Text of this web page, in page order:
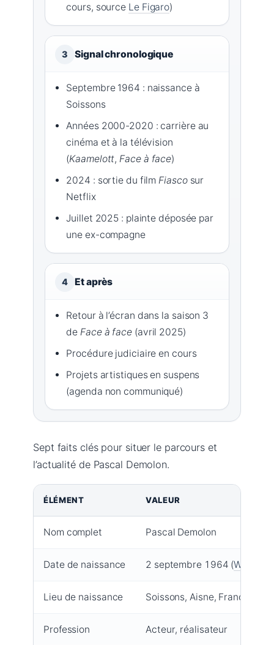
cours, source Le Figaro)
3 Signal chronologique
Septembre 1964 : naissance à
Soissons
Années 2000-2020 : carrière au
cinéma et à la télévision
(Kaamelott, Face à face)
2024 : sortie du film Fiascosur
Netflix
Juillet 2025 : plainte déposée par
une ex-compagne
4 Et après
Retour à l’écran dans la saison 3
de Face à face (avril 2025)
Procédure judiciaire en cours
Projets artistiques en suspens
(agenda non communiqué)
Sept faits clés pour situer le parcours et
l’actualité de Pascal Demolon.
ÉLÉMENT VALEUR
Nom complet Pascal Demolon
Date de naissance 2 septembre 1964 (
Lieu de naissance Soissons, Aisne, France
Profession Acteur, réalisateur